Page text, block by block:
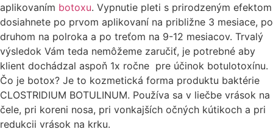
aplikovaním botoxu. Vypnutie pleti s prirodzeným efektom
dosiahnete po prvom aplikovaní na približne 3 mesiace, po
druhom na polroka a po treťom na 9-12 mesiacov. Trvalý
výsledok Vám teda nemôžeme zaručiť, je potrebné aby
klient dochádzal aspoň 1x ročne pre účinok botulotoxínu.
Čo je botox? Je to kozmetická forma produktu baktérie
CLOSTRIDIUM BOTULINUM. Používa sa v liečbe vrások na
čele, pri koreni nosa, pri vonkajších očných kútikoch a pri
redukcii vrások na krku.